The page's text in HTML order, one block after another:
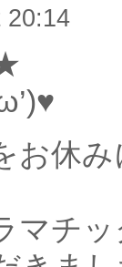
20:14
お休
マチ